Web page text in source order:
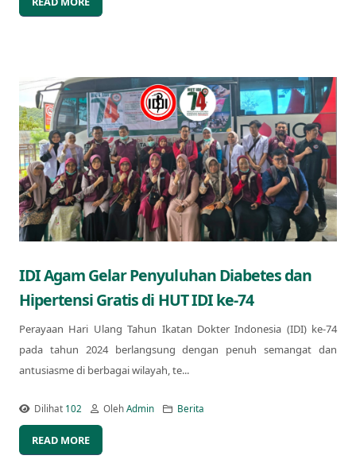
IDI Agam Gelar Penyuluhan Diabetes dan
Hipertensi Gratis di HUT IDI ke-74
Perayaan Hari Ulang Tahun Ikatan Dokter Indonesia (IDI) ke-74
pada tahun 2024 berlangsung dengan penuh semangat dan
antusiasme di berbagai wilayah, te...
Dilihat 102 OlehAdmin Berita
READ MORE